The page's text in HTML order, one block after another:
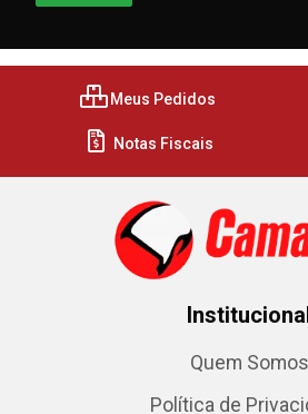
Meus Pedidos
Notas Fiscais
Quem Somos
Política de